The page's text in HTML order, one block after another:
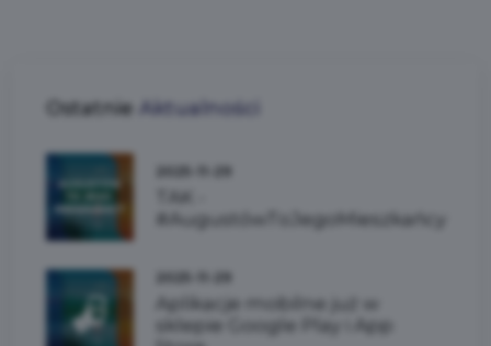
Ostatnie Aktualności
#AugustówToJegoMieszkańcy
Aplikacje mobilne już w
sklepie Google Play i App